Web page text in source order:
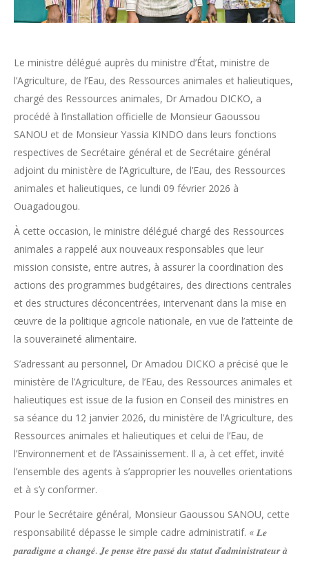
Le ministre délégué auprès du ministre d’État, ministre de
l’Agriculture, de l’Eau, des Ressources animales et halieutiques,
chargé des Ressources animales, Dr Amadou DICKO, a
procédé à l’installation officielle de Monsieur Gaoussou
SANOU et de Monsieur Yassia KINDO dans leurs fonctions
respectives de Secrétaire général et de Secrétaire général
adjoint du ministère de l’Agriculture, de l’Eau, des Ressources
animales et halieutiques, ce lundi 09 février 2026 à
Ouagadougou.
À cette occasion, le ministre délégué chargé des Ressources
animales a rappelé aux nouveaux responsables que leur
mission consiste, entre autres, à assurer la coordination des
actions des programmes budgétaires, des directions centrales
et des structures déconcentrées, intervenant dans la mise en
œuvre de la politique agricole nationale, en vue de l’atteinte de
la souveraineté alimentaire.
S’adressant au personnel, Dr Amadou DICKO a précisé que le
ministère de l’Agriculture, de l’Eau, des Ressources animales et
halieutiques est issue de la fusion en Conseil des ministres en
sa séance du 12 janvier 2026, du ministère de l’Agriculture, des
Ressources animales et halieutiques et celui de l’Eau, de
l’Environnement et de l’Assainissement. Il a, à cet effet, invité
l’ensemble des agents à s’approprier les nouvelles orientations
et à s’y conformer.
Pour le Secrétaire général, Monsieur Gaoussou SANOU, cette
responsabilité dépasse le simple cadre administratif. « 𝑳𝒆
𝒑𝒂𝒓𝒂𝒅𝒊𝒈𝒎𝒆 𝒂 𝒄𝒉𝒂𝒏𝒈𝒆́. 𝑱𝒆 𝒑𝒆𝒏𝒔𝒆 𝒆̂𝒕𝒓𝒆 𝒑𝒂𝒔𝒔𝒆́ 𝒅𝒖 𝒔𝒕𝒂𝒕𝒖𝒕 𝒅’𝒂𝒅𝒎𝒊𝒏𝒊𝒔𝒕𝒓𝒂𝒕𝒆𝒖𝒓 𝒂̀